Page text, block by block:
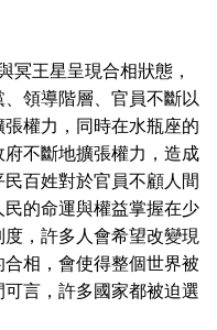
冥王星呈現合相狀態，
領導階層、官員不斷以
權力，同時在水瓶座的
不斷地擴張權力，造成
百姓對於官員不顧人間
的命運與權益掌握在少
，許多人會希望改變現
相，會使得整個世界被
言，許多國家都被迫選